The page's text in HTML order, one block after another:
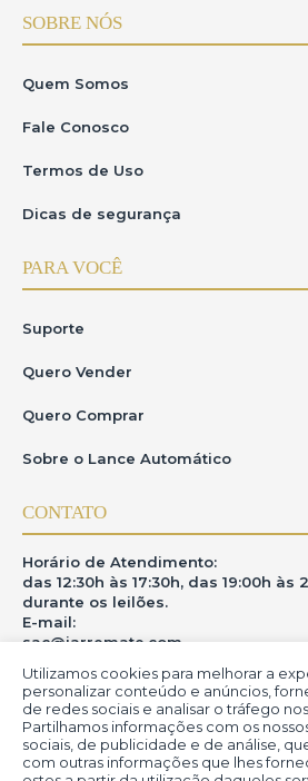
Utilizamos cookies para melhorar a
personalizar conteúdo e anúncios,
de redes sociais e analisar o tráfego
Partilhamos informações com os
sociais, de publicidade e de análise,
com outras informações que lhes
SOBRE NÓS
Quem Somos
Fale Conosco
Termos de Uso
Dicas de segurança
PARA VOCÊ
Suporte
Quero Vender
Quero Comprar
Sobre o Lance Automático
CONTATO
Horário de Atendimento:
das 12:30h às 17:30h, das 19:00h
durante os leilões.
E-mail:
sac@iarremate.com
ONDE ESTAMOS
R. Heitor Modesto, 28 - Estação São
CEP: 37470-000